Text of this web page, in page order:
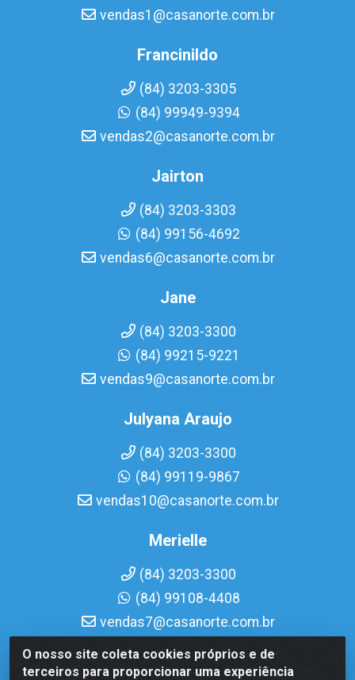
O nosso site coleta cookies próprios e de
terceiros para proporcionar uma experiência
vendas1@casanorte.com.br
Francinildo
(84) 3203-3305
(84) 99949-9394
vendas2@casanorte.com.br
Jairton
(84) 3203-3303
(84) 99156-4692
vendas6@casanorte.com.br
Jane
(84) 3203-3300
(84) 99215-9221
vendas9@casanorte.com.br
Julyana Araujo
(84) 3203-3300
(84) 99119-9867
vendas10@casanorte.com.br
Merielle
(84) 3203-3300
(84) 99108-4408
vendas7@casanorte.com.br
Casa Norte LTDA - Av. Interventor Mário Câmara, 1815 -